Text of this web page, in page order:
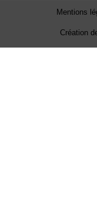
Mentions
Création